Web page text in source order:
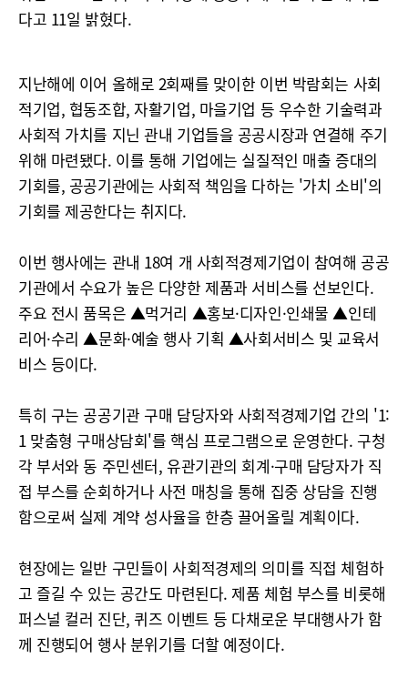
다고 11일 밝혔다.
지난해에 이어 올해로 2회째를 맞이한 이번 박람회는 사회
적기업, 협동조합, 자활기업, 마을기업 등 우수한 기술력과
사회적 가치를 지닌 관내 기업들을 공공시장과 연결해 주기
위해 마련됐다. 이를 통해 기업에는 실질적인 매출 증대의
기회를, 공공기관에는 사회적 책임을 다하는 '가치 소비'의
기회를 제공한다는 취지다.
이번 행사에는 관내 18여 개 사회적경제기업이 참여해 공공
기관에서 수요가 높은 다양한 제품과 서비스를 선보인다.
주요 전시 품목은 ▲먹거리 ▲홍보·디자인·인쇄물 ▲인테
리어·수리 ▲문화·예술 행사 기획 ▲사회서비스 및 교육서
비스 등이다.
특히 구는 공공기관 구매 담당자와 사회적경제기업 간의 '1:
1 맞춤형 구매상담회'를 핵심 프로그램으로 운영한다. 구청
각 부서와 동 주민센터, 유관기관의 회계·구매 담당자가 직
접 부스를 순회하거나 사전 매칭을 통해 집중 상담을 진행
함으로써 실제 계약 성사율을 한층 끌어올릴 계획이다.
현장에는 일반 구민들이 사회적경제의 의미를 직접 체험하
고 즐길 수 있는 공간도 마련된다. 제품 체험 부스를 비롯해
퍼스널 컬러 진단, 퀴즈 이벤트 등 다채로운 부대행사가 함
께 진행되어 행사 분위기를 더할 예정이다.